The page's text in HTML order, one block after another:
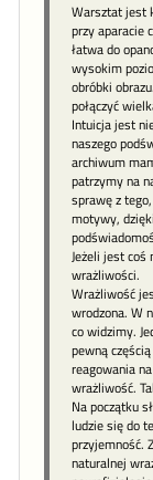
Warsztat jest
przy aparacie
łatwa do
wysokim
obróbki
połączyć
Intuicja jest
naszego
archiwum
patrzymy na
sprawę z
motywy,
Jeżeli jest coś
wrażliwości.
Wrażliwość
wrodzona. W
co widzimy.
pewną
reagowania
wrażliwość.
Na początku
ludzie się do
przyjemność.
naturalnej